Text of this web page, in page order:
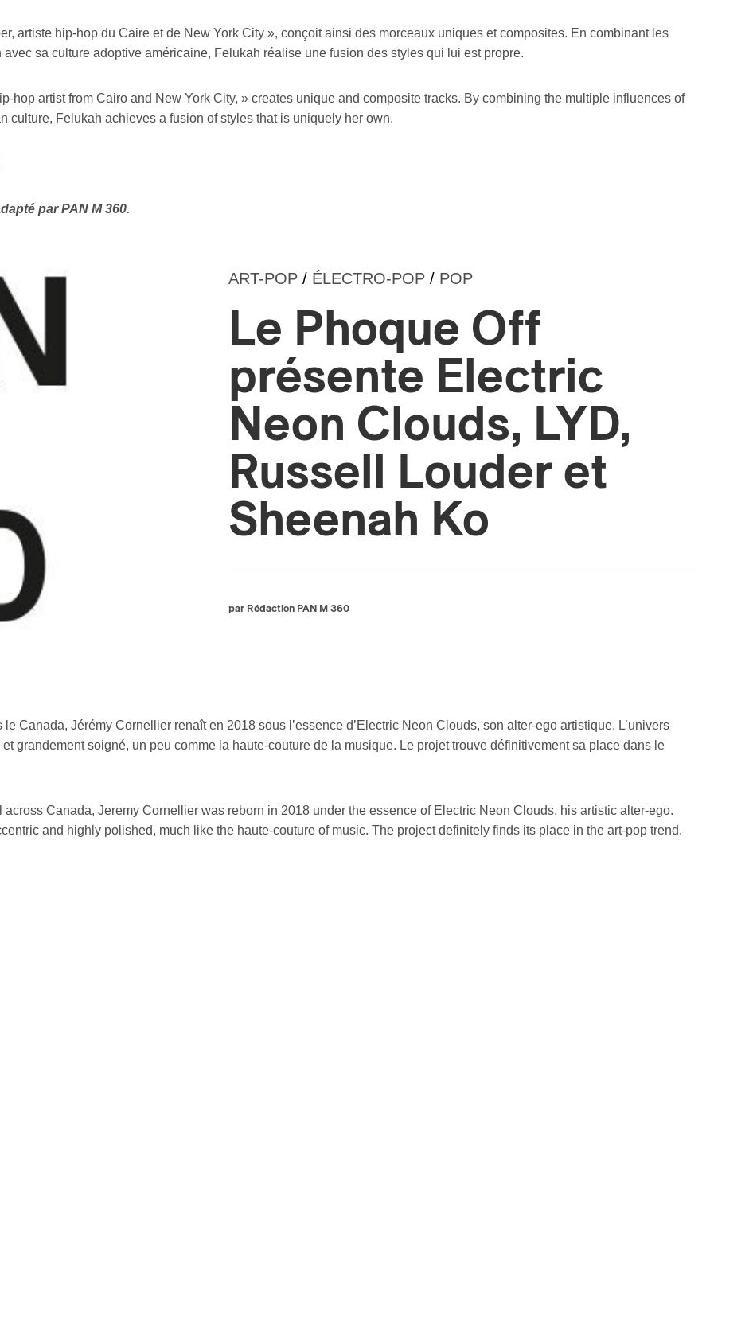
artiste hip-hop du Caire et de New York City », conçoit ainsi des morceaux uniques et composites. En combinant les
sa culture adoptive américaine, Felukah réalise une fusion des styles qui lui est propre.
hop artist from Cairo and New York City, » creates unique and composite tracks. By combining the multiple influences of
culture, Felukah achieves a fusion of styles that is uniquely her own.
par PAN M 360.
ART-POP / ÉLECTRO-POP / POP
Le Phoque Off
présente Electric
Neon Clouds, LYD,
Russell Louder et
Sheenah Ko
par Rédaction PAN M 360
Canada, Jérémy Cornellier renaît en 2018 sous l’essence d’Electric Neon Clouds, son alter-ego artistique. L’univers
grandement soigné, un peu comme la haute-couture de la musique. Le projet trouve définitivement sa place dans le
Canada, Jeremy Cornellier was reborn in 2018 under the essence of Electric Neon Clouds, his artistic alter-ego.
and highly polished, much like the haute-couture of music. The project definitely finds its place in the art-pop trend.
×
Inscription
Infolettre
courriel*
d'abonné
Amateur-e /Fan
Fournisseur
Artiste